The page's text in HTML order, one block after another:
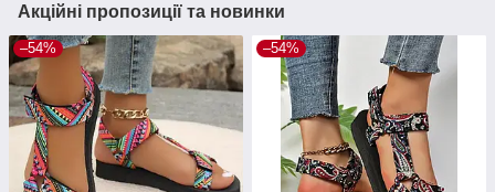
Акційні пропозиції та новинки
–54% –54%